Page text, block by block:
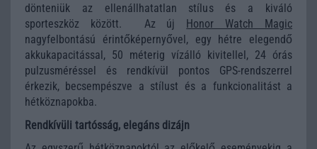
dönteniük az ellenállhatatlan stílus és a kiváló
sporteszköz között. Az új Honor Watch Magic
nagyfelbontású érintőképernyővel, egy hétre elegendő
akkukapacitással, 50 méterig vízálló kivitellel, 24 órás
pulzusméréssel és rendkívül pontos GPS-rendszerrel
érkezik, becsempészve a stílust és a funkcionalitást a
hétköznapokba.
Rendkívüli tartósság, elegáns dizájn